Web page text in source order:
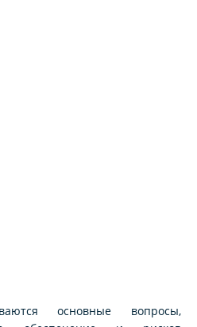
основные вопросы,